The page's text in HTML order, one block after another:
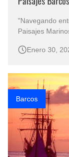
"Navegando
Paisajes Marinos al Óleo"
estas pinturas
EL MAR…
Enero 30,
Barcos